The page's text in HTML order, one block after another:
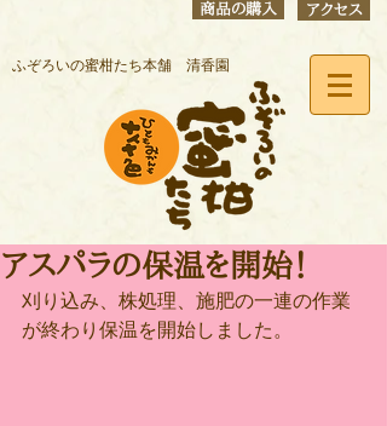
ふぞろいの蜜柑たち本舗 清香園
アクセス
商品の購入
アスパラの保温を開始！
刈り込み、株処理、施肥の一連の作業
が終わり保温を開始しました。